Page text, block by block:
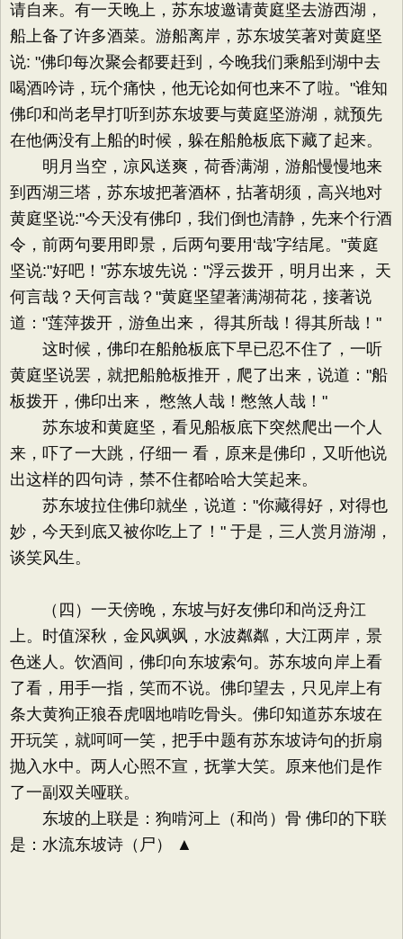
请自来。有一天晚上，苏东坡邀请黄庭坚去游西湖，
船上备了许多酒菜。游船离岸，苏东坡笑著对黄庭坚
说: "佛印每次聚会都要赶到，今晚我们乘船到湖中去
喝酒吟诗，玩个痛快，他无论如何也来不了啦。"谁知
佛印和尚老早打听到苏东坡要与黄庭坚游湖，就预先
在他俩没有上船的时候，躲在船舱板底下藏了起来。
明月当空，凉风送爽，荷香满湖，游船慢慢地来
到西湖三塔，苏东坡把著酒杯，拈著胡须，高兴地对
黄庭坚说:"今天没有佛印，我们倒也清静，先来个行酒
令，前两句要用即景，后两句要用‘哉’字结尾。"黄庭
坚说:"好吧！"苏东坡先说："浮云拨开，明月出来， 天
何言哉？天何言哉？"黄庭坚望著满湖荷花，接著说
道："莲萍拨开，游鱼出来， 得其所哉！得其所哉！"
这时候，佛印在船舱板底下早已忍不住了，一听
黄庭坚说罢，就把船舱板推开，爬了出来，说道："船
板拨开，佛印出来， 憋煞人哉！憋煞人哉！"
苏东坡和黄庭坚，看见船板底下突然爬出一个人
来，吓了一大跳，仔细一 看，原来是佛印，又听他说
出这样的四句诗，禁不住都哈哈大笑起来。
苏东坡拉住佛印就坐，说道："你藏得好，对得也
妙，今天到底又被你吃上了！" 于是，三人赏月游湖，
谈笑风生。
（四）一天傍晚，东坡与好友佛印和尚泛舟江
上。时值深秋，金风飒飒，水波粼粼，大江两岸，景
色迷人。饮酒间，佛印向东坡索句。苏东坡向岸上看
了看，用手一指，笑而不说。佛印望去，只见岸上有
条大黄狗正狼吞虎咽地啃吃骨头。佛印知道苏东坡在
开玩笑，就呵呵一笑，把手中题有苏东坡诗句的折扇
抛入水中。两人心照不宣，抚掌大笑。原来他们是作
了一副双关哑联。
东坡的上联是：狗啃河上（和尚）骨 佛印的下联
是：水流东坡诗（尸） ▲